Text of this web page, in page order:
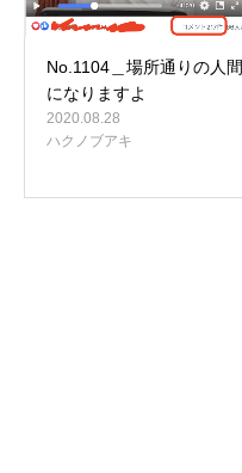
No.1104＿場所通りの人間
になりますよ
2020.08.28
ハクノブアキ